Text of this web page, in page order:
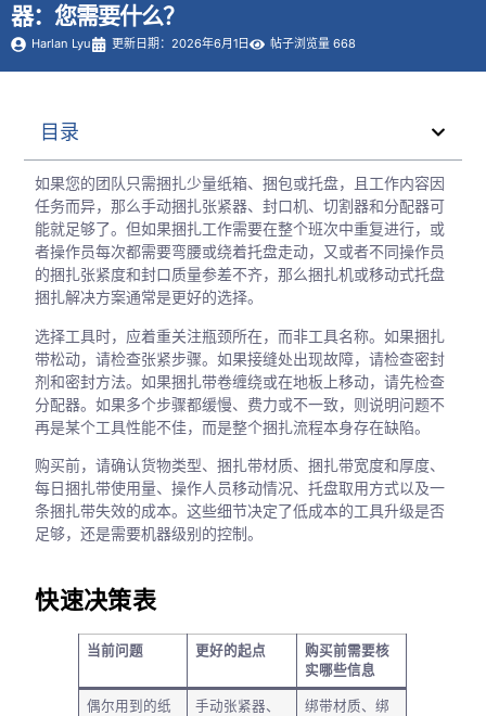
器：您需要什么？
Harlan Lyu 更新日期：2026年6月1日 帖子浏览量 668
目录
如果您的团队只需捆扎少量纸箱、捆包或托盘，且工作内容因
任务而异，那么手动捆扎张紧器、封口机、切割器和分配器可
能就足够了。但如果捆扎工作需要在整个班次中重复进行，或
者操作员每次都需要弯腰或绕着托盘走动，又或者不同操作员
的捆扎张紧度和封口质量参差不齐，那么捆扎机或移动式托盘
捆扎解决方案通常是更好的选择。
选择工具时，应着重关注瓶颈所在，而非工具名称。如果捆扎
带松动，请检查张紧步骤。如果接缝处出现故障，请检查密封
剂和密封方法。如果捆扎带卷缠绕或在地板上移动，请先检查
分配器。如果多个步骤都缓慢、费力或不一致，则说明问题不
再是某个工具性能不佳，而是整个捆扎流程本身存在缺陷。
购买前，请确认货物类型、捆扎带材质、捆扎带宽度和厚度、
每日捆扎带使用量、操作人员移动情况、托盘取用方式以及一
条捆扎带失效的成本。这些细节决定了低成本的工具升级是否
足够，还是需要机器级别的控制。
快速决策表
当前问题 更好的起点
购买前需要核
实哪些信息
偶尔用到的纸
手动张紧器、
绑带材质、绑